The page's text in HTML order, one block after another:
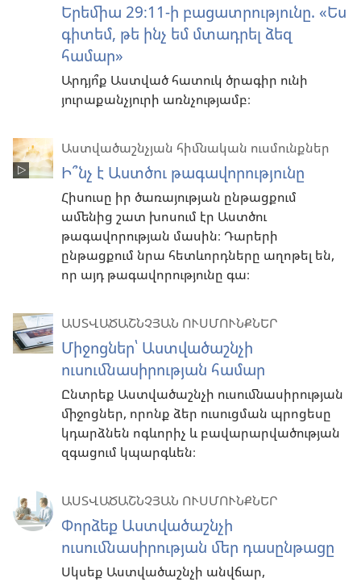
Երեմիա 29։11-ի բացատրությունը. «Ես
գիտեմ, թե ինչ եմ մտադրել ձեզ
համար»
Արդյո՞ք Աստված հատուկ ծրագիր ունի
յուրաքանչյուրի առնչությամբ։
Աստվածաշնչյան հիմնական ուսմունքներ
Ի՞նչ է Աստծու թագավորությունը
Հիսուսը իր ծառայության ընթացքում
ամենից շատ խոսում էր Աստծու
թագավորության մասին։ Դարերի
ընթացքում նրա հետևորդները աղոթել են,
որ այդ թագավորությունը գա։
ԱՍՏՎԱԾԱՇՆՉՅԱՆ ՈՒՍՄՈՒՆՔՆԵՐ
Միջոցներ՝ Աստվածաշնչի
ուսումնասիրության համար
Ընտրեք Աստվածաշնչի ուսումնասիրության
միջոցներ, որոնք ձեր ուսուցման պրոցեսը
կդարձնեն ոգևորիչ և բավարարվածության
զգացում կպարգևեն։
ԱՍՏՎԱԾԱՇՆՉՅԱՆ ՈՒՍՄՈՒՆՔՆԵՐ
Փորձեք Աստվածաշնչի
ուսումնասիրության մեր դասընթացը
Սկսեք Աստվածաշնչի անվճար,